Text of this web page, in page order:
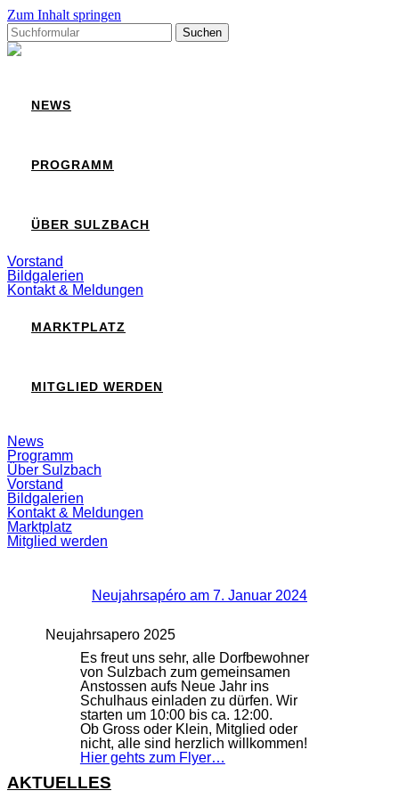
Zum Inhalt springen
Suchen
nach:
Sulzbach
NEWS
PROGRAMM
ÜBER SULZBACH
Vorstand
Bildgalerien
Kontakt & Meldungen
MARKTPLATZ
MITGLIED WERDEN
Suchfeld
ein-/ausblenden
News
Programm
Über Sulzbach
Vorstand
Bildgalerien
Kontakt & Meldungen
Marktplatz
Mitglied werden
Neujahrsapéro am 7. Januar 2024
Neujahrsapero 2025
Es freut uns sehr, alle Dorfbewohner
von Sulzbach zum gemeinsamen
Anstossen aufs Neue Jahr ins
Schulhaus einladen zu dürfen. Wir
starten um 10:00 bis ca. 12:00.
Ob Gross oder Klein, Mitglied oder
nicht, alle sind herzlich willkommen!
Hier gehts zum Flyer…
AKTUELLES